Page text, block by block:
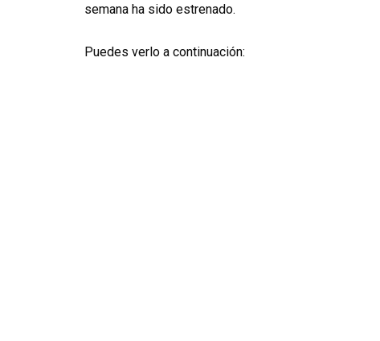
semana ha sido estrenado.
Puedes verlo a continuación: